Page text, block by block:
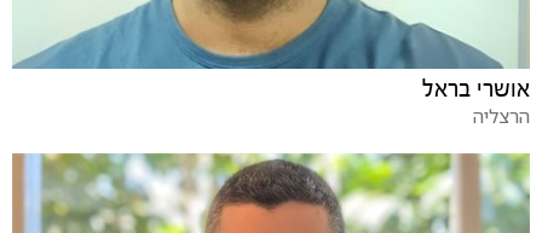
אושרי בראל
הרצליה